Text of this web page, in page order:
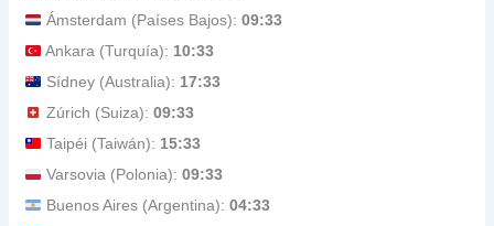
Ámsterdam (Países Bajos):09:33
Ankara (Turquía): 10:33
Sídney (Australia): 17:33
Zúrich (Suiza):09:33
Taipéi (Taiwán): 15:33
Varsovia (Polonia):09:33
Buenos Aires (Argentina):04:33